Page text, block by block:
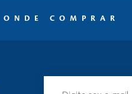
ONDE COMPRAR